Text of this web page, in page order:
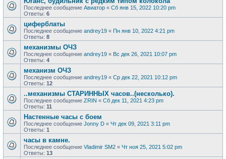
Последнее сообщение Авиатор « Сб янв 15, 2022 10:20 pm
Ответы: 6
циферблаты
Последнее сообщение andrey19 « Пн янв 10, 2022 4:21 pm
Ответы: 8
механизмы ОЧЗ
Последнее сообщение andrey19 « Вс дек 26, 2021 10:07 pm
Ответы: 4
механизм ОЧЗ
Последнее сообщение andrey19 « Ср дек 22, 2021 10:12 pm
Ответы: 12
..механизмы СТАРИННЫХ часов..(несколько).
Последнее сообщение ZRIN « Сб дек 11, 2021 4:23 pm
Ответы: 11
Настенные часы с боем
Последнее сообщение Jonny D « Чт дек 09, 2021 3:11 pm
Ответы: 1
часы в камне.
Последнее сообщение Vladimir SM2 « Чт ноя 25, 2021 5:02 pm
Ответы: 13